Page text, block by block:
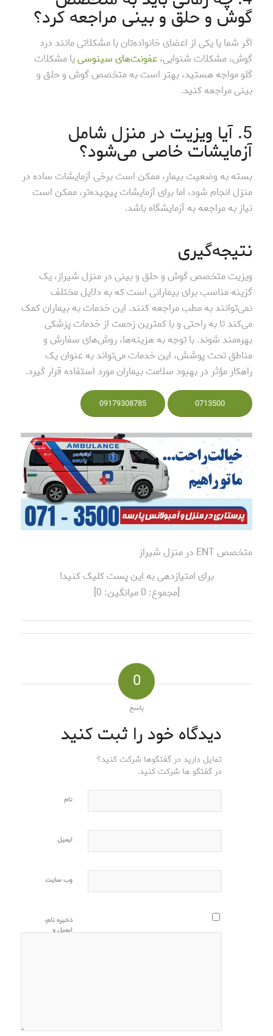
گوش و حلق و بینی مراجعه کرد؟
اگر شما یا یکی از اعضای خانواده‌تان با مشکلاتی مانند درد
گوش، مشکلات شنوایی،عفونت‌های سینوسییا مشکلات
گلو مواجه هستید، بهتر است به متخصص گوش و حلق و
بینی مراجعه کنید.
5. آیا ویزیت در منزل شامل
آزمایشات خاصی می‌شود؟
بسته به وضعیت بیمار، ممکن است برخی آزمایشات ساده در
منزل انجام شود، اما برای آزمایشات پیچیده‌تر، ممکن است
نیاز به مراجعه به آزمایشگاه باشد.
نتیجه‌گیری
ویزیت متخصص گوش و حلق و بینی در منزل شیراز، یک
گزینه مناسب برای بیمارانی است که به دلایل مختلف
نمی‌توانند به مطب مراجعه کنند. این خدمات به بیماران کمک
می‌کند تا به راحتی و با کمترین زحمت از خدمات پزشکی
بهره‌مند شوند. با توجه به هزینه‌ها، روش‌های سفارش و
مناطق تحت پوشش، این خدمات می‌تواند به عنوان یک
راهکار مؤثر در بهبود سلامت بیماران مورد استفاده قرار گیرد.
0713500
09179308785
متخصص ENT در منزل شیراز
برای امتیازدهی به این پست کلیک کنید!
[مجموع: 0میانگین: 0
]
0
پاسخ
دیدگاه خود را ثبت کنید
تمایل دارید در گفتگوها شرکت کنید؟
در گفتگو ها شرکت کنید.
نام
ایمیل
وب‌ سایت
ذخیره نام،
ایمیل و